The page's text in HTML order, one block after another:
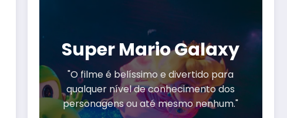
Super Mario Galaxy
"O filme é belíssimo e divertido para
qualquer nível de conhecimento dos
personagens ou até mesmo nenhum."